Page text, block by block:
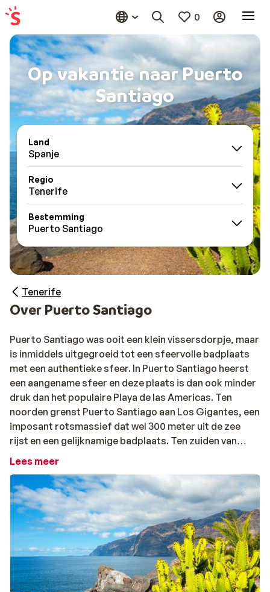
0
Op vakantie naar Puerto
Santiago
Land
Spanje
Regio
Tenerife
Bestemming
Puerto Santiago
Tenerife
Over Puerto Santiago
Puerto Santiago was ooit een klein vissersdorpje, maar
is inmiddels uitgegroeid tot een sfeervolle badplaats
met een authentieke sfeer. In Puerto Santiago heerst
een aangename sfeer en deze plaats is dan ook minder
druk dan het populaire Playa de las Americas. Ten
noorden grenst Puerto Santiago aan Los Gigantes, een
imposant rotsmassief dat wel 300 meter uit de zee
rijst en een gelijknamige badplaats. Ten zuiden van
Puerto Santiago ligt Playa de la Arena. De rotsachtige
wordt onderbroken door drie smalle baaitjes met
lavastrandjes. Na een dagje zon en strand kan je in het
centrum terecht voor toffe winkeltjes, restaurants en
een aantal gezellige bars.
Lees meer